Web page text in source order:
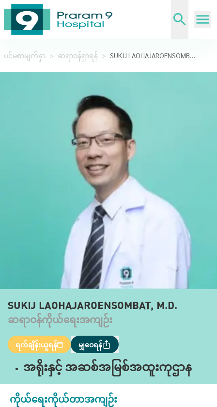
ပင်မစာမျက်နှာ > ဆရာဝန်ရှာရန် > SUKIJ LAOHAJAROENSOMBAT, M.D.
SUKIJ LAOHAJAROENSOMBAT, M.D.
ဆရာဝန်ကိုယ်ရေးအကျဉ်း
ရက်ချိန်းယူရန် မျှဝေရန်
အရိုးနှင့် အဆစ်အမြစ်အထူးကုဌာန
ကိုယ်ရေးကိုယ်တာအကျဉ်း